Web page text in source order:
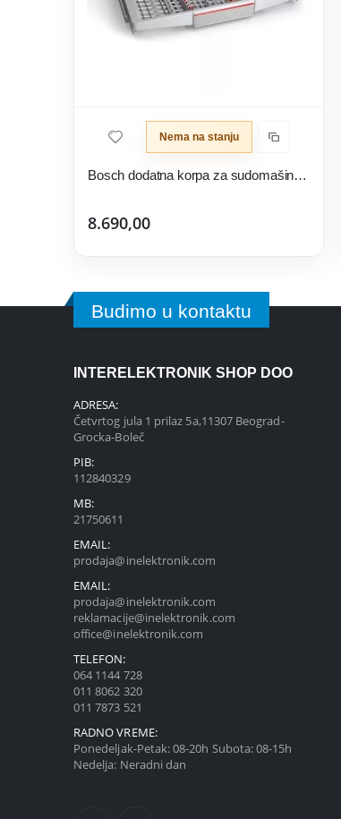
Nema na stanju
Bosch dodatna korpa za sudomašine SGZ6DB04
8.690,00
Budimo u kontaktu
INTERELEKTRONIK SHOP DOO
ADRESA:
Četvrtog jula 1 prilaz 5a,11307 Beograd-
Grocka-Boleč
PIB:
112840329
MB:
21750611
EMAIL:
prodaja@inelektronik.com
EMAIL:
prodaja@inelektronik.com
reklamacije@inelektronik.com
office@inelektronik.com
TELEFON:
064 1144 728
011 8062 320
011 7873 521
RADNO VREME:
Ponedeljak-Petak: 08-20h Subota: 08-15h
Nedelja: Neradni dan